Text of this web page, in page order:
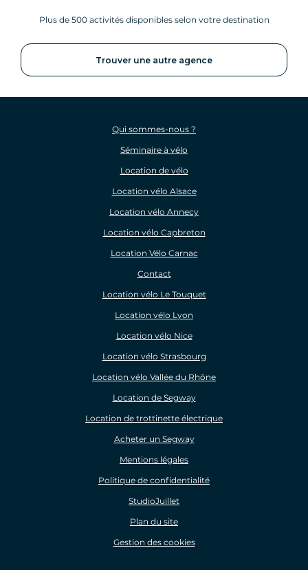
Plus de 500 activités disponibles selon votre destination
Trouver une autre agence
Qui sommes-nous ?
Séminaire à vélo
Location de vélo
Location vélo Alsace
Location vélo Annecy
Location vélo Capbreton
Location Vélo Carnac
Contact
Location vélo Le Touquet
Location vélo Lyon
Location vélo Nice
Location vélo Strasbourg
Location vélo Vallée du Rhône
Location de Segway
Location de trottinette électrique
Acheter un Segway
Mentions légales
Politique de confidentialité
StudioJuillet
Plan du site
Gestion des cookies